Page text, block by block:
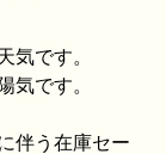
気です。
気です。
伴う在庫セー